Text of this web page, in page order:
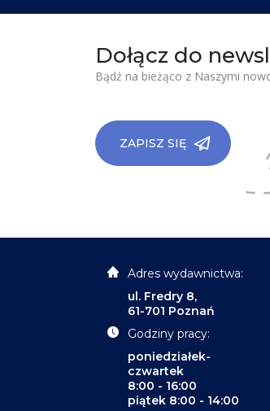
Dołącz do
Bądź na bieżąco z Naszymi
ZAPISZ SIĘ
Adres wydawnictwa:
ul. Fredry 8,
61-701 Poznań
Godziny pracy:
poniedziałek-
czwartek
8:00 - 16:00
piątek 8:00 - 14:00